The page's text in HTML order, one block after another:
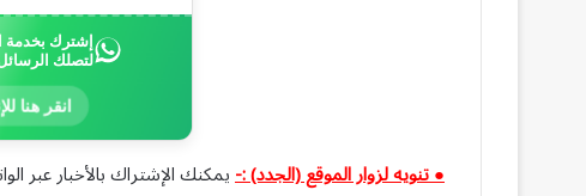
إشترك بخدمة
لتصلك
انقر هنا
● تنويه لزوار الموقع (الجدد) :-يمكنك الإشتراك بالأخبار عبر